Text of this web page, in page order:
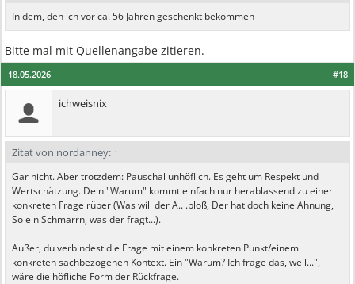
In dem, den ich vor ca. 56 Jahren geschenkt bekommen
Bitte mal mit Quellenangabe zitieren.
#18
18.05.2026
ichweisnix
Zitat von nordanney: ↑
Gar nicht. Aber trotzdem: Pauschal unhöflich. Es geht um Respekt und
Wertschätzung. Dein "Warum" kommt einfach nur herablassend zu einer
konkreten Frage rüber (Was will der A.. .bloß, Der hat doch keine Ahnung,
So ein Schmarrn, was der fragt...).
Außer, du verbindest die Frage mit einem konkreten Punkt/einem
konkreten sachbezogenen Kontext. Ein "Warum? Ich frage das, weil...",
wäre die höfliche Form der Rückfrage.